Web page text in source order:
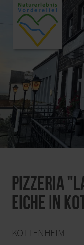
Pizzeria
Eiche in
KOTTENHEIM